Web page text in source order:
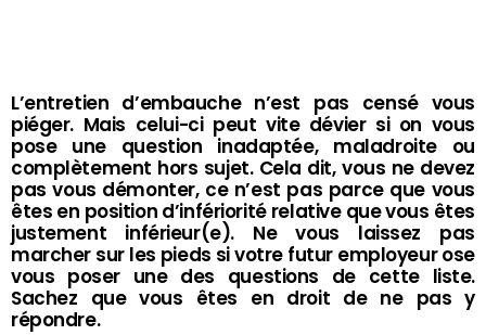
L’entretien d’embauche n’est pas censé vous
piéger. Mais celui-ci peut vite dévier si on vous
pose une question inadaptée, maladroite ou
complètement hors sujet. Cela dit, vous ne devez
pas vous démonter, ce n’est pas parce que vous
êtes en position d’infériorité relative que vous êtes
justement inférieur(e). Ne vous laissez pas
marcher sur les pieds si votre futur employeur ose
vous poser une des questions de cette liste.
Sachez que vous êtes en droit de ne pas y
répondre.